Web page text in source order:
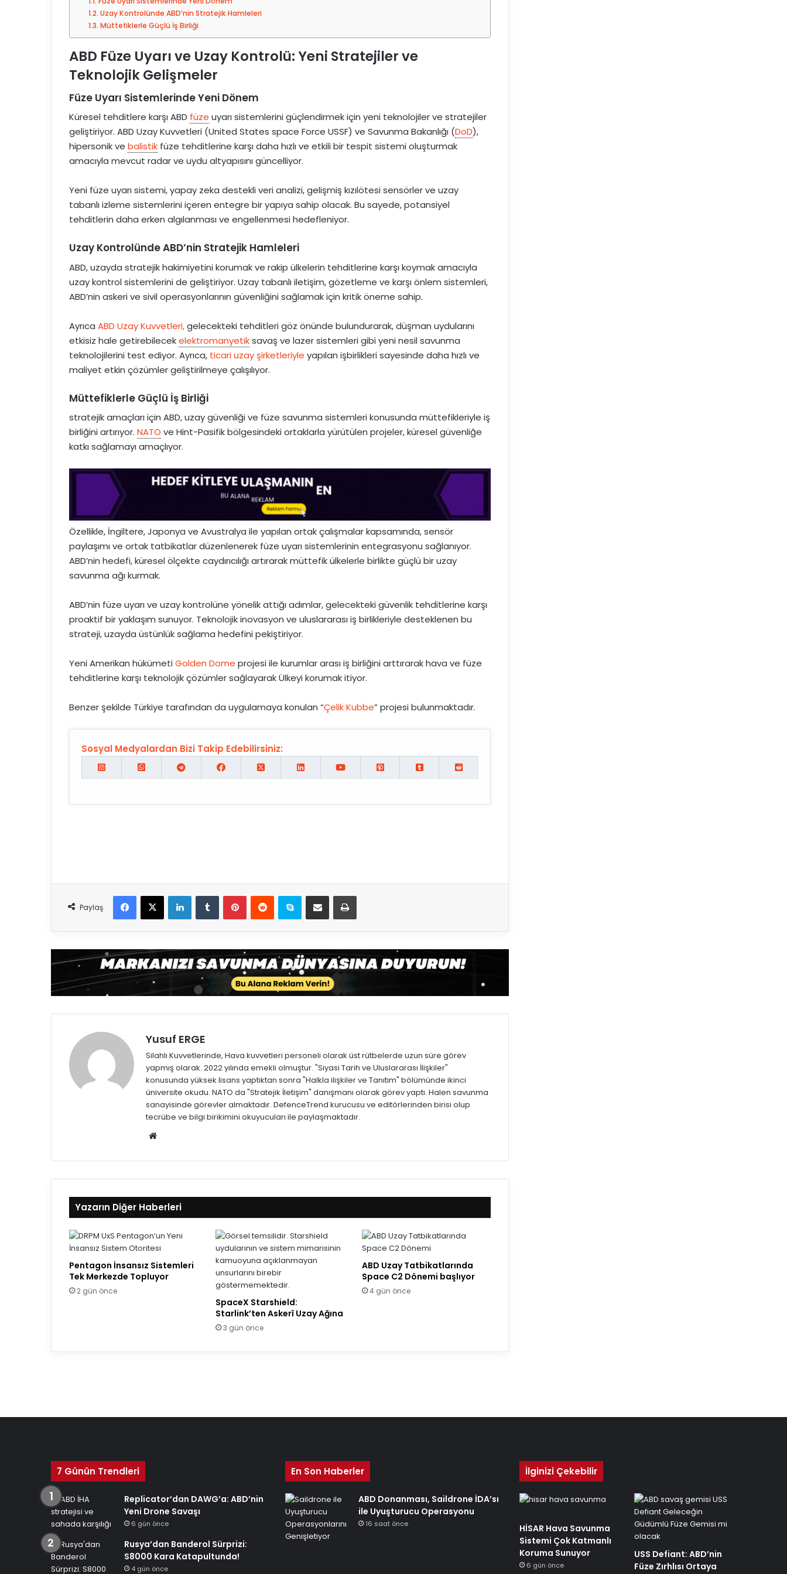
t
a
g
ö
n
d
e
m
e
k
Uzay Kontrolünde ABD’nin Stratejik Hamleleri
Müttefiklerle Güçlü İş Birliği
ABD Füze Uyarı ve Uzay Kontrolü: Yeni Stratejiler ve
Teknolojik Gelişmeler
Füze Uyarı Sistemlerinde Yeni Dönem
Küresel tehditlere karşı ABD füze uyarı sistemlerini güçlendirmek için yeni teknolojiler ve stratejiler
geliştiriyor. ABD Uzay Kuvvetleri (United States space Force USSF) ve Savunma Bakanlığı (DoD),
hipersonik ve balistik füze tehditlerine karşı daha hızlı ve etkili bir tespit sistemi oluşturmak
amacıyla mevcut radar ve uydu altyapısını güncelliyor.
Yeni füze uyarı sistemi, yapay zeka destekli veri analizi, gelişmiş kızılötesi sensörler ve uzay
tabanlı izleme sistemlerini içeren entegre bir yapıya sahip olacak. Bu sayede, potansiyel
tehditlerin daha erken algılanması ve engellenmesi hedefleniyor.
Uzay Kontrolünde ABD’nin Stratejik Hamleleri
ABD, uzayda stratejik hakimiyetini korumak ve rakip ülkelerin tehditlerine karşı koymak amacıyla
uzay kontrol sistemlerini de geliştiriyor. Uzay tabanlı iletişim, gözetleme ve karşı önlem sistemleri,
ABD’nin askeri ve sivil operasyonlarının güvenliğini sağlamak için kritik öneme sahip.
Ayrıca ABD Uzay Kuvvetleri,gelecekteki tehditleri göz önünde bulundurarak, düşman uydularını
etkisiz hale getirebilecekelektromanyetiksavaş ve lazer sistemleri gibi yeni nesil savunma
teknolojilerini test ediyor. Ayrıca, ticari uzay şirketleriyle yapılan işbirlikleri sayesinde daha hızlı ve
maliyet etkin çözümler geliştirilmeye çalışılıyor.
Müttefiklerle Güçlü İş Birliği
stratejik amaçları için ABD, uzay güvenliği ve füze savunma sistemleri konusunda müttefikleriyle iş
birliğini artırıyor. NATO ve Hint-Pasifik bölgesindeki ortaklarla yürütülen projeler, küresel güvenliğe
katkı sağlamayı amaçlıyor.
Özellikle, İngiltere, Japonya ve Avustralya ile yapılan ortak çalışmalar kapsamında, sensör
paylaşımı ve ortak tatbikatlar düzenlenerek füze uyarı sistemlerinin entegrasyonu sağlanıyor.
ABD’nin hedefi, küresel ölçekte caydırıcılığı artırarak müttefik ülkelerle birlikte güçlü bir uzay
savunma ağı kurmak.
ABD’nin füze uyarı ve uzay kontrolüne yönelik attığı adımlar, gelecekteki güvenlik tehditlerine karşı
proaktif bir yaklaşım sunuyor. Teknolojik inovasyon ve uluslararası iş birlikleriyle desteklenen bu
strateji, uzayda üstünlük sağlama hedefini pekiştiriyor.
Yeni Amerikan hükümetiGolden Dome projesi ile kurumlar arası iş birliğini arttırarak hava ve füze
tehditlerine karşı teknolojik çözümler sağlayarak Ülkeyi korumak itiyor.
Benzer şekilde Türkiye tarafından da uygulamaya konulan “Çelik Kubbe” projesi bulunmaktadır.
Sosyal Medyalardan Bizi Takip Edebilirsiniz:
Paylaş
X LinkedIn Skype
Yusuf ERGE
Silahlı Kuvvetlerinde, Hava kuvvetleri personeli olarak üst rütbelerde uzun süre görev
yapmış olarak. 2022 yılında emekli olmuştur. "Siyasi Tarih ve Uluslararası İlişkiler"
konusunda yüksek lisans yaptıktan sonra "Halkla ilişkiler ve Tanıtım" bölümünde ikinci
üniversite okudu. NATO da "Stratejik İletişim" danışmanı olarak görev yaptı. Halen savunma
sanayisinde görevler almaktadır. DefenceTrend kurucusu ve editörlerinden birisi olup
tecrübe ve bilgi birikimini okuyucuları ile paylaşmaktadır.
sit
esi
Yazarın Diğer Haberleri
Pentagon İnsansız Sistemleri
Tek Merkezde Topluyor
2 gün önce
SpaceX Starshield:
Starlink’ten Askerî Uzay Ağına
3 gün önce
ABD Uzay Tatbikatlarında
Space C2 Dönemi başlıyor
4 gün önce
7 Günün Trendleri
Replicator’dan DAWG’a: ABD’nin
Yeni Drone Savaşı
6 gün önce
Rusya’dan Banderol Sürprizi:
S8000 Kara Katapultunda!
4 gün önce
En Son Haberler
ABD Donanması, Saildrone İDA’sı
ile Uyuşturucu Operasyonu
16 saat önce
İlginizi Çekebilir
HİSAR Hava Savunma
Sistemi Çok Katmanlı
Koruma Sunuyor
6 gün önce
USS Defiant: ABD’nin
Füze Zırhlısı Ortaya